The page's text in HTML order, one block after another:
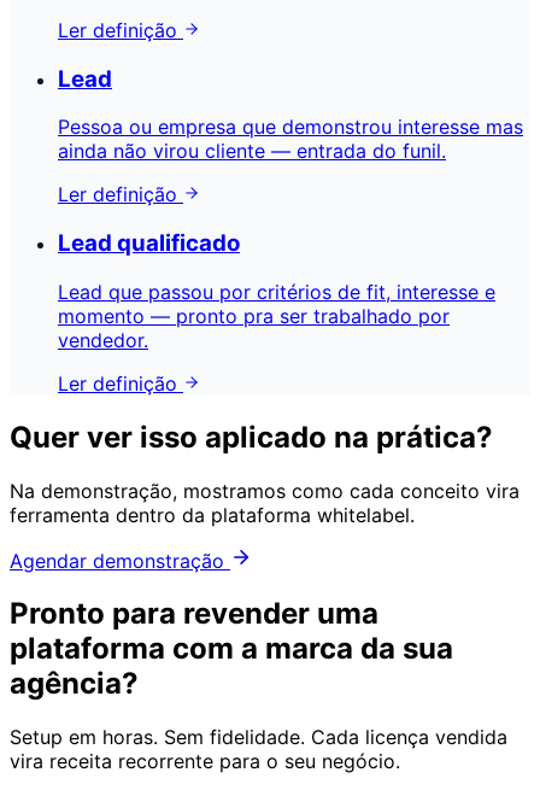
Ler definição
Lead
Pessoa ou empresa que demonstrou interesse mas
ainda não virou cliente — entrada do funil.
Ler definição
Lead qualificado
Lead que passou por critérios de fit, interesse e
momento — pronto pra ser trabalhado por
vendedor.
Ler definição
Quer ver isso aplicado na prática?
Na demonstração, mostramos como cada conceito vira
ferramenta dentro da plataforma whitelabel.
Agendar demonstração
Pronto para revender uma
plataforma com a marca da sua
agência?
Setup em horas. Sem fidelidade. Cada licença vendida
vira receita recorrente para o seu negócio.